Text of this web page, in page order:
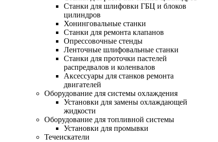
Станки для шлифовки ГБЦ и блоков
цилиндров
Хонинговальные станки
Станки для ремонта клапанов
Опрессовочные стенды
Ленточные шлифовальные станки
Станки для проточки пастелей
распредвалов и коленвалов
Аксессуары для станков ремонта
двигателей
Оборудование для системы охлаждения
Установки для замены охлаждающей
жидкости
Оборудование для топливной системы
Установки для промывки
Течеискатели